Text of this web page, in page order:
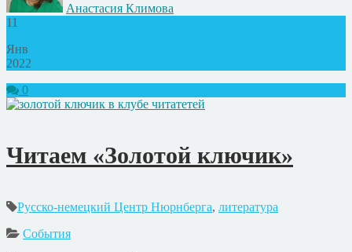
Анастасия Климова
11
Янв
2022
0
Читаем «Золотой ключик»
Русско-немецкий Центр Нюрнберга, литература
События